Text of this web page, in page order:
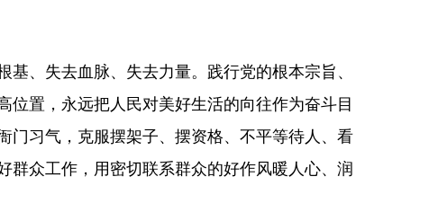
、失去血脉、失去力量。践行党的根本宗旨、
置，永远把人民对美好生活的向往作为奋斗目
门习气，克服摆架子、摆资格、不平等待人、看
众工作，用密切联系群众的好作风暖人心、润